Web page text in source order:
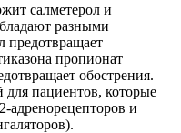
салметерол и
разными
предотвращает
пропионат
обострения.
для пациентов, которые
адренорецепторов и